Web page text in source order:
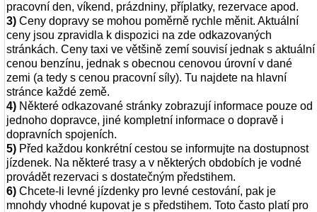
pracovní den, víkend, prázdniny, příplatky, rezervace apod.
3) Ceny dopravy se mohou poměrně rychle měnit. Aktuální
ceny jsou zpravidla k dispozici na zde odkazovaných
stránkách. Ceny taxi ve většině zemí souvisí jednak s aktuální
cenou benzínu, jednak s obecnou cenovou úrovní v dané
zemi (a tedy s cenou pracovní síly). Tu najdete na hlavní
stránce každé země.
4) Některé odkazované stránky zobrazují informace pouze od
jednoho dopravce, jiné kompletní informace o dopravě i
dopravních spojeních.
5) Před každou konkrétní cestou se informujte na dostupnost
jízdenek. Na některé trasy a v některých obdobích je vodné
provádět rezervaci s dostatečným předstihem.
6) Chcete-li levné jízdenky pro levné cestování, pak je
mnohdy vhodné kupovat je s předstihem. Toto často platí pro